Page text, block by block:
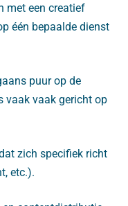
met een creatief
één bepaalde dienst
puur op de
vaak vaak gericht op
zich specifiek richt
etc.).